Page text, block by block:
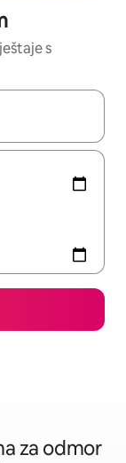
s
pregledati
za odmor